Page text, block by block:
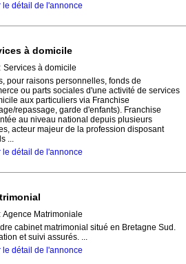
le détail de l'annonce
à domicile
Services à domicile
pour raisons personnelles, fonds de
ou parts sociales d'une activité de services
aux particuliers via Franchise
repassage, garde d'enfants). Franchise
au niveau national depuis plusieurs
acteur majeur de la profession disposant
...
le détail de l'annonce
Agence Matrimoniale
cabinet matrimonial situé en Bretagne Sud.
et suivi assurés. ...
le détail de l'annonce